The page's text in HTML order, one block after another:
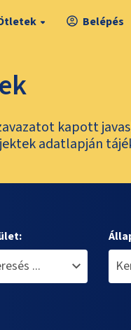
Belépés
kapott
adatlapján